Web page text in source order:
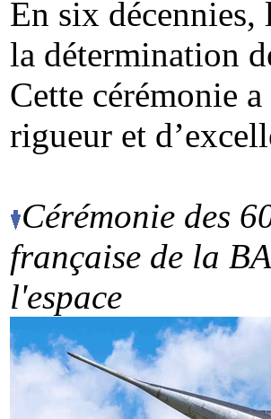
En six
la détermination
Cette cérémonie
rigueur et
Cérémonie des
française de la
l'espace